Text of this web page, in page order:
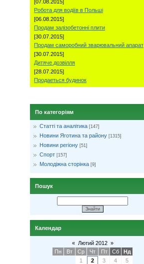
[07.08.2015]
Робота для водіїв в Польші
[06.08.2015]
Продам залізобетонні плити
[30.07.2015]
Продам саморобний зварювальний апарат
[30.07.2015]
Дитяче дозвілля
[28.07.2015]
Продаеться будинок
По категоріям
Статті та аналітика [147]
Новини Яготина та району [1315]
Новини регіону [51]
Спорт [157]
Молодіжна сторінка [9]
Пошук
Календар
« Лютий 2012 »
Пн
Вт Ср Чт Пт Сб
Нд
1
2 3 4
5